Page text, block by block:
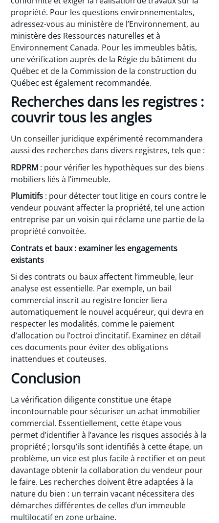
propriété. Pour les questions environnementales,
adressez-vous au ministère de l’Environnement, au
ministère des Ressources naturelles et à
Environnement Canada. Pour les immeubles bâtis,
une vérification auprès de la Régie du bâtiment du
Québec et de la Commission de la construction du
Québec est également recommandée.
Recherches dans les registres :
couvrir tous les angles
Un conseiller juridique expérimenté recommandera
aussi des recherches dans divers registres, tels que :
RDPRM : pour vérifier les hypothèques sur des biens
mobiliers liés à l’immeuble.
Plumitifs : pour détecter tout litige en cours contre le
vendeur pouvant affecter la propriété, tel une action
entreprise par un voisin qui réclame une partie de la
propriété convoitée.
Contrats et baux : examiner les engagements
existants
Si des contrats ou baux affectent l’immeuble, leur
analyse est essentielle. Par exemple, un bail
commercial inscrit au registre foncier liera
automatiquement le nouvel acquéreur, qui devra en
respecter les modalités, comme le paiement
d’allocation ou l’octroi d’incitatif. Examinez en détail
ces documents pour éviter des obligations
inattendues et couteuses.
Conclusion
La vérification diligente constitue une étape
incontournable pour sécuriser un achat immobilier
commercial. Essentiellement, cette étape vous
permet d’identifier à l’avance les risques associés à la
propriété ; lorsqu’ils sont identifiés à cette étape, un
problème, un vice est plus facile à rectifier et on peut
davantage obtenir la collaboration du vendeur pour
le faire. Les recherches doivent être adaptées à la
nature du bien : un terrain vacant nécessitera des
démarches différentes de celles d’un immeuble
multilocatif en zone urbaine.